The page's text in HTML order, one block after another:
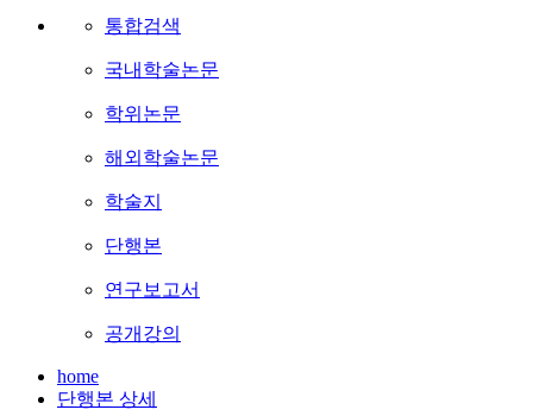
통합검색
국내학술논문
학위논문
해외학술논문
학술지
단행본
연구보고서
공개강의
home
단행본 상세